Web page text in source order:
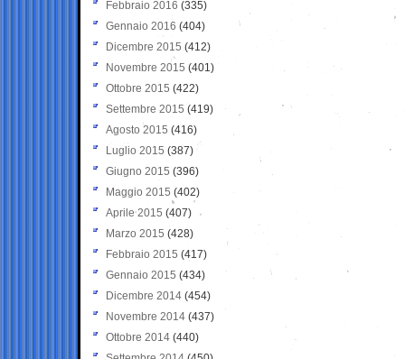
Febbraio 2016 (335)
Gennaio 2016 (404)
Dicembre 2015 (412)
Novembre 2015 (401)
Ottobre 2015 (422)
Settembre 2015 (419)
Agosto 2015 (416)
Luglio 2015 (387)
Giugno 2015 (396)
Maggio 2015 (402)
Aprile 2015 (407)
Marzo 2015 (428)
Febbraio 2015 (417)
Gennaio 2015 (434)
Dicembre 2014 (454)
Novembre 2014 (437)
Ottobre 2014 (440)